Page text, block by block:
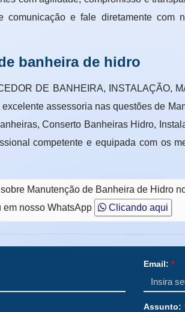
e fale diretamente com
banheira de hidro
DE BANHEIRA, INSTALAÇÃO,
assessoria nas questões de
Conserto Banheiras Hidro,
competente e equipada com os
Manutenção de Banheira de Hidro
em nosso WhatsApp Clicando aqui
Email: *
Assunto: